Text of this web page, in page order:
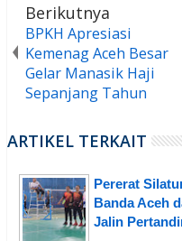
Berikutnya
BPKH Apresiasi
Kemenag Aceh Besar
Gelar Manasik Haji
Sepanjang Tahun
ARTIKEL TERKAIT
Pererat
Banda Aceh
Jalin